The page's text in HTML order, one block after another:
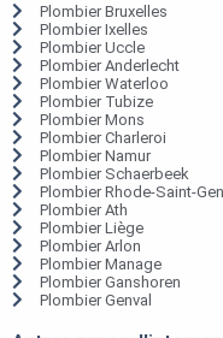
Plombier Bruxelles
Plombier Ixelles
Plombier Uccle
Plombier Anderlecht
Plombier Waterloo
Plombier Tubize
Plombier Mons
Plombier Charleroi
Plombier Namur
Plombier Schaerbeek
Plombier Rhode-Saint-
Plombier Ath
Plombier Liège
Plombier Arlon
Plombier Manage
Plombier Ganshoren
Plombier Genval